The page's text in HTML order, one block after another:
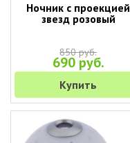
Ночник с проекцией
звезд розовый
850 руб.
690 руб.
Купить